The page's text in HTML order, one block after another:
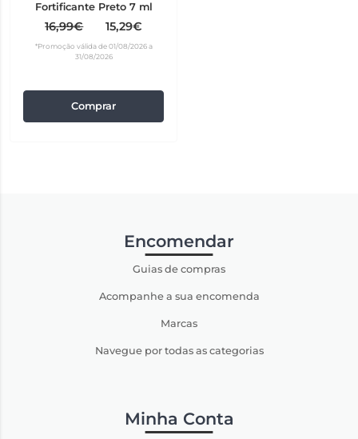
Fortificante Preto 7 ml
16,99€ 15,29€
*Promoção válida de 01/08/2026 a
31/08/2026
Comprar
Encomendar
Guias de compras
Acompanhe a sua encomenda
Marcas
Navegue por todas as categorias
Minha Conta